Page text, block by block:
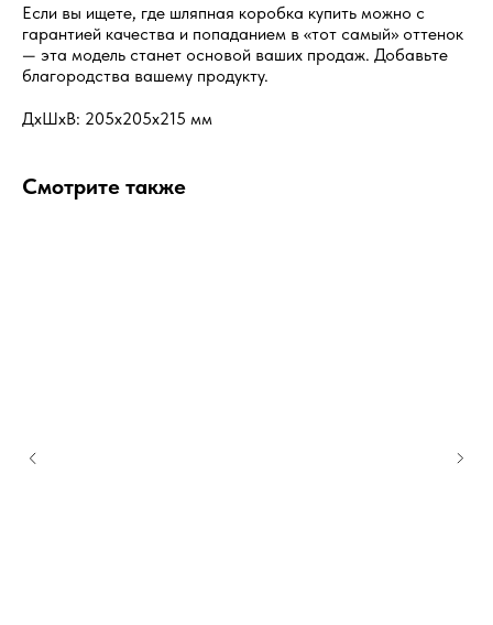
Если вы ищете, где шляпная коробка купить можно с
гарантией качества и попаданием в «тот самый» оттенок
— эта модель станет основой ваших продаж. Добавьте
благородства вашему продукту.
ДxШxВ: 205x205x215 мм
Смотрите также